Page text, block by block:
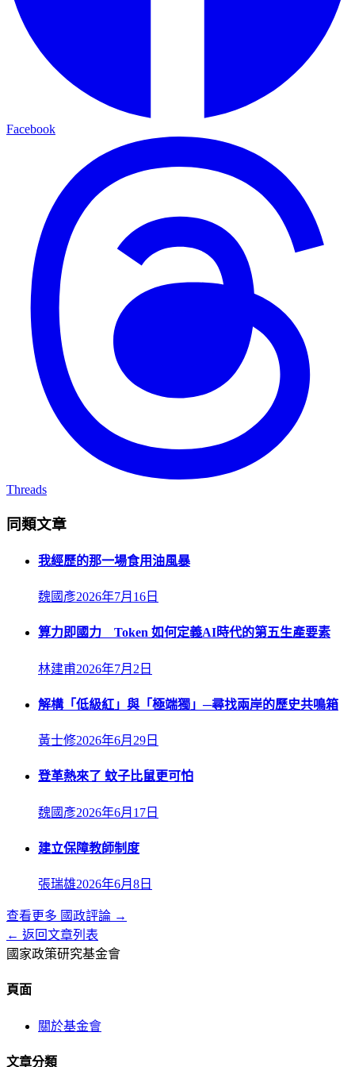
Facebook
Threads
同類文章
我經歷的那一場食用油風暴
魏國彥2026年7月16日
算力即國力 Token 如何定義AI時代的第五生產要素
林建甫2026年7月2日
解構「低級紅」與「極端獨」─尋找兩岸的歷史共鳴箱
黃士修2026年6月29日
登革熱來了 蚊子比鼠更可怕
魏國彥2026年6月17日
建立保障教師制度
張瑞雄2026年6月8日
查看更多 國政評論 →
← 返回文章列表
國家政策研究基金會
頁面
關於基金會
文章分類